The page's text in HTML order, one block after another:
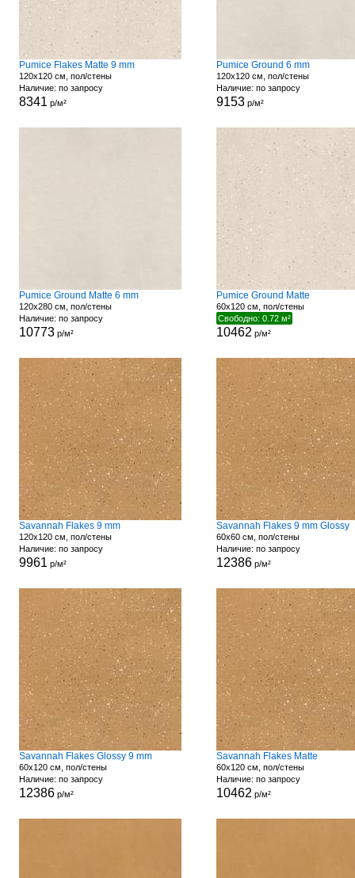
Pumice Flakes Matte 9 mm
120x120 см, пол/стены
Наличие: по запросу
8341 р/м²
Pumice Ground 6 mm
120x120 см, пол/стены
Наличие: по запросу
9153р/м²
Pumice Ground Matte 6 mm
120x280 см, пол/стены
Наличие: по запросу
10773р/м²
Pumice Ground Matte
60x120 см, пол/стены
Свободно: 0.72 м²
10462 р/м²
Savannah Flakes 9 mm
120x120 см, пол/стены
Наличие: по запросу
9961 р/м²
Savannah Flakes 9 mm Glossy
60x60 см, пол/стены
Наличие: по запросу
12386р/м²
Savannah Flakes Glossy 9 mm
60x120 см, пол/стены
Наличие: по запросу
12386р/м²
Savannah Flakes Matte
60x120 см, пол/стены
Наличие: по запросу
10462 р/м²